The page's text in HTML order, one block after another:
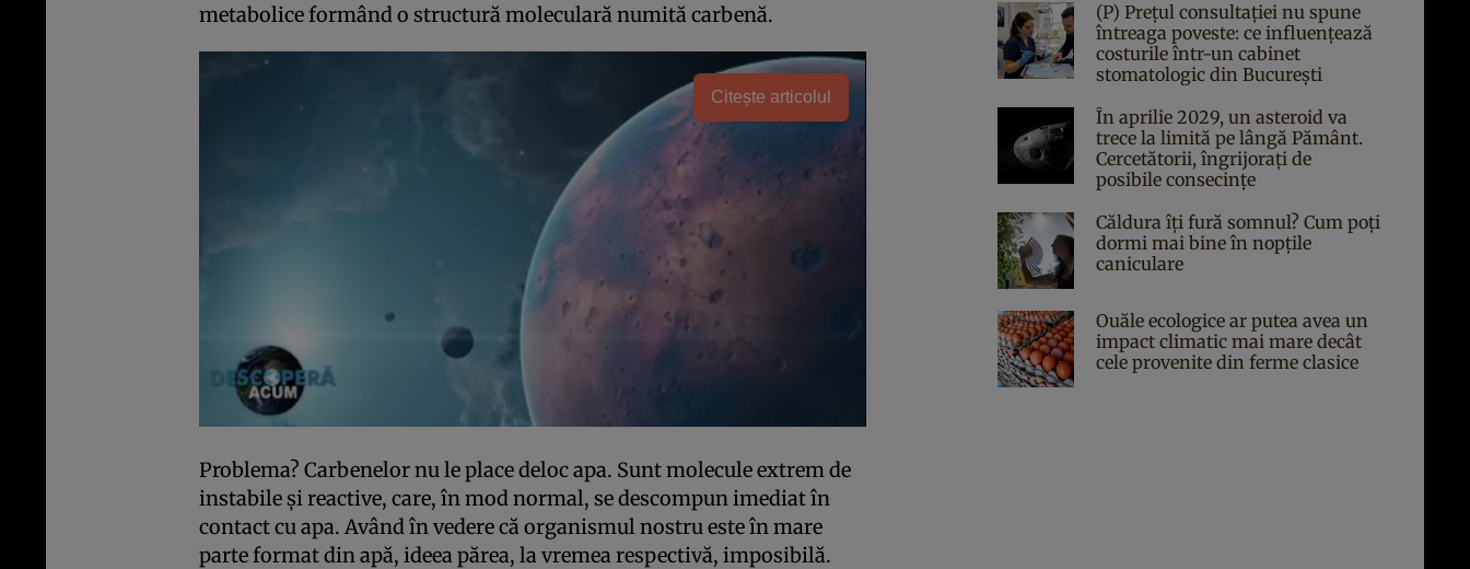
metabolice formând o structură moleculară numită carbenă.
Citește articolul
Problema? Carbenelor nu le place deloc apa. Sunt molecule extrem de
instabile și reactive, care, în mod normal, se descompun imediat în
contact cu apa. Având în vedere că organismul nostru este în mare
parte format din apă, ideea părea, la vremea respectivă, imposibilă.
(P) Prețul consultației nu spune
întreaga poveste: ce influențează
costurile într-un cabinet
stomatologic din București
În aprilie 2029, un asteroid va
trece la limită pe lângă Pământ.
Cercetătorii, îngrijorați de
posibile consecințe
Căldura îți fură somnul? Cum poți
dormi mai bine în nopțile
caniculare
Ouăle ecologice ar putea avea un
impact climatic mai mare decât
cele provenite din ferme clasice